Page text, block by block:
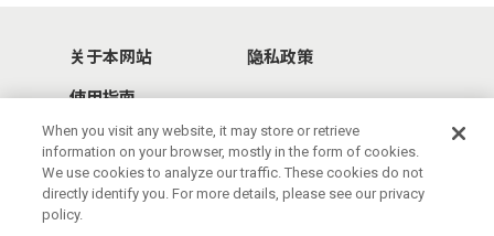
关于本网站 隐私政策
使用指南
When you visit any website, it may store or retrieve
information on your browser, mostly in the form of cookies.
We use cookies to analyze our traffic. These cookies do not
directly identify you. For more details, please see our privacy
policy.